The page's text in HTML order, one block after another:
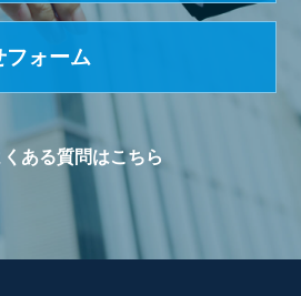
フォーム
くある質問はこちら